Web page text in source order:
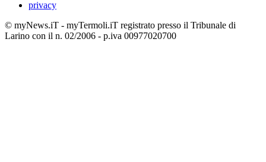
privacy
© myNews.iT - myTermoli.iT registrato presso il Tribunale di
Larino con il n. 02/2006 - p.iva 00977020700